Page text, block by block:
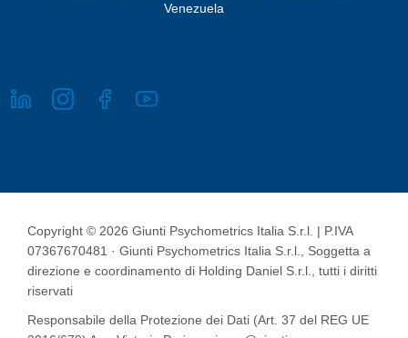
Venezuela
Copyright © 2026 Giunti Psychometrics Italia S.r.l. | P.IVA
07367670481 · Giunti Psychometrics Italia S.r.l., Soggetta a
direzione e coordinamento di Holding Daniel S.r.l., tutti i diritti
riservati
Responsabile della Protezione dei Dati (Art. 37 del REG UE